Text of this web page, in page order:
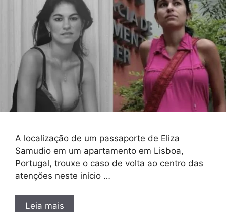
A localização de um passaporte de Eliza
Samudio em um apartamento em Lisboa,
Portugal, trouxe o caso de volta ao centro das
atenções neste início …
Leia mais